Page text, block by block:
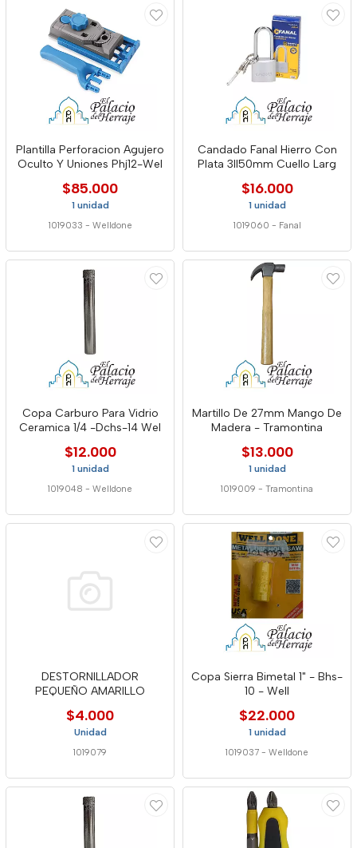
Plantilla Perforacion Agujero
Oculto Y Uniones Phj12-Wel
$85.000
1 unidad
1019033 - Welldone
Candado Fanal Hierro Con
Plata 3ll50mm Cuello Larg
$16.000
1 unidad
1019060 - Fanal
Copa Carburo Para Vidrio
Ceramica 1/4 -Dchs-14 Wel
$12.000
1 unidad
1019048 - Welldone
Martillo De 27mm Mango De
Madera - Tramontina
$13.000
1 unidad
1019009 - Tramontina
DESTORNILLADOR
PEQUEÑO AMARILLO
$4.000
Unidad
1019079
Copa Sierra Bimetal 1" - Bhs-
10 - Well
$22.000
1 unidad
1019037 - Welldone